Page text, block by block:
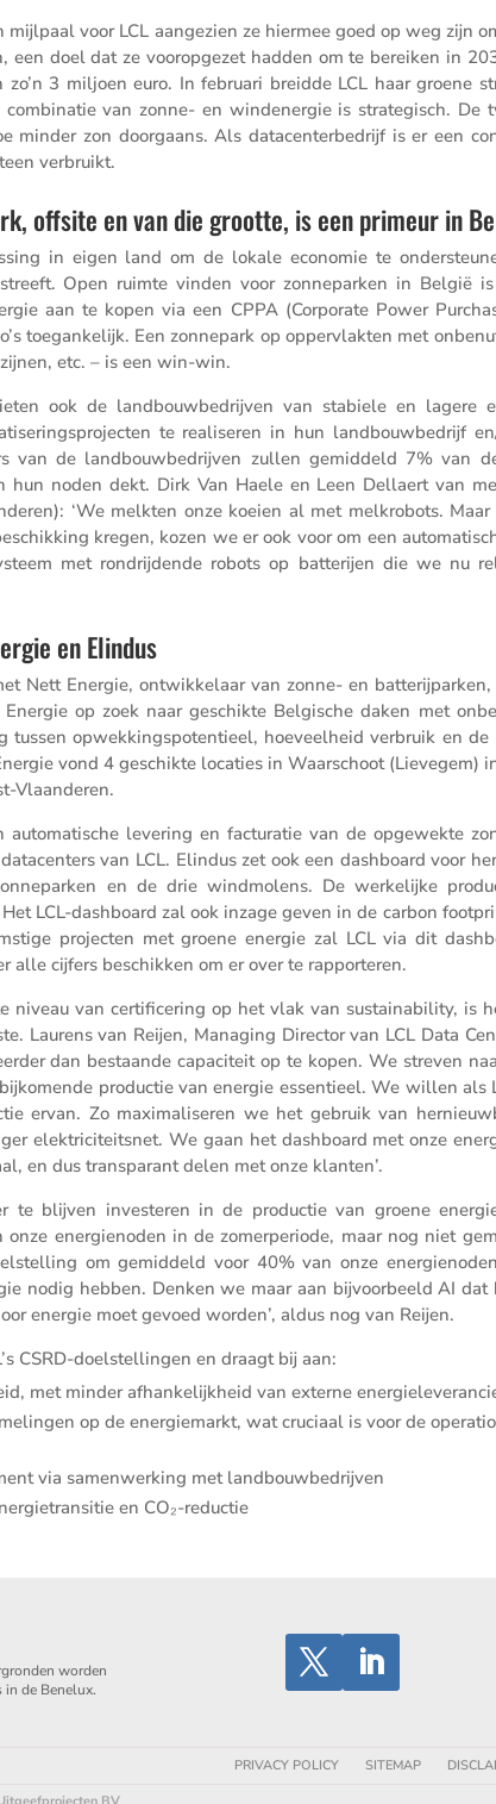
voor LCL aange­zien ze hiermee goed op weg zijn
een doel dat ze voorop­gezet hadden om te bereiken in
3 miljoen euro. In februari breidde LCL haar groene
van zonne- en windenergie is strate­gisch.
minder zon doorgaans. Als datacen­ter­be­drijf is er een
verbruikt.
offsite en van die grootte, is een primeur in
in eigen land om de lokale economie te
Open ruimte vinden voor zonne­parken in België
aan te kopen via een CPPA (Corpo­rate Power
toegan­ke­lijk. Een zonne­park op opper­vlakten met
etc. – is een win-win.
ook de landbouw­be­drijven van stabiele en lagere
te reali­seren in hun landbouw­be­drijf
van de landbouw­be­drijven zullen gemid­deld 7% van
hun noden dekt. Dirk Van Haele en Leen Dellaert van
‘We melkten onze koeien al met melkro­bots.
kregen, kozen we er ook voor om een
met rondrij­dende robots op batte­rijen die we nu
en Elindus
Nett Energie, ontwik­ke­laar van zonne- en
op zoek naar geschikte Belgi­sche daken met
tussen opwek­kings­po­ten­tieel, hoeveel­heid verbruik en de
vond 4 geschikte locaties in Waarschoot (Lievegem)
Vlaanderen.
automa­ti­sche levering en factu­ratie van de opgewekte
van LCL. Elindus zet ook een dashboard voor
en de drie windmo­lens. De werke­lijke
LCL-dashboard zal ook inzage geven in de carbon
projecten met groene energie zal LCL via dit
alle cijfers beschikken om er over te rapporteren.
niveau van certi­fi­ce­ring op het vlak van sustai­na­bi­lity, is
Laurens van Reijen, Managing Director van LCL Data
dan bestaande capaci­teit op te kopen. We streven
productie van energie essen­tieel. We willen als
ervan. Zo maxima­li­seren we het gebruik van
elektri­ci­teitsnet. We gaan het dashboard met onze
en dus trans­pa­rant delen met onze klanten’.
te blijven inves­teren in de productie van groene
energie­noden in de zomer­pe­riode, maar nog niet
om gemid­deld voor 40% van onze
nodig hebben. Denken we maar aan bijvoor­beeld AI
energie moet gevoed worden’, aldus nog van Reijen.
CSRD-doelstel­lingen en draagt bij aan:
met minder afhan­ke­lijk­heid van externe
op de energie­markt, wat cruciaal is voor de
via samen­wer­king met landbouwbedrijven
en CO₂-reductie
worden
in de Benelux.
PRIVACY POLICY SITEMAP